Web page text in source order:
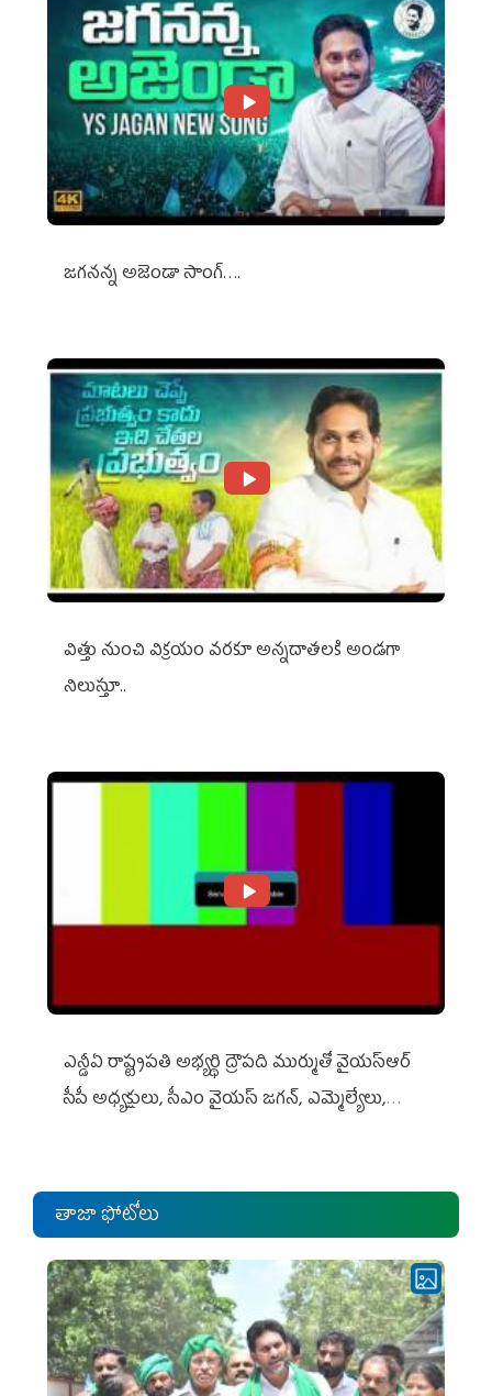
జగనన్న అజెండా సాంగ్….
విత్తు నుంచి విక్రయం వరకూ అన్నదాతలకి అండగా
నిలుస్తూ..
ఎన్డీఏ రాష్ట్ర‌ప‌తి అభ్య‌ర్థి ద్రౌప‌ది ముర్ముతో వైయ‌స్ఆర్
సీపీ అధ్య‌క్షులు, సీఎం వైయ‌స్ జ‌గ‌న్, ఎమ్మెల్యేలు,
తాజా ఫోటోలు